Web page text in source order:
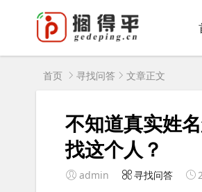
首页 寻找问答 文章正文
不知道真实姓
找这个人？
admin 寻找问答